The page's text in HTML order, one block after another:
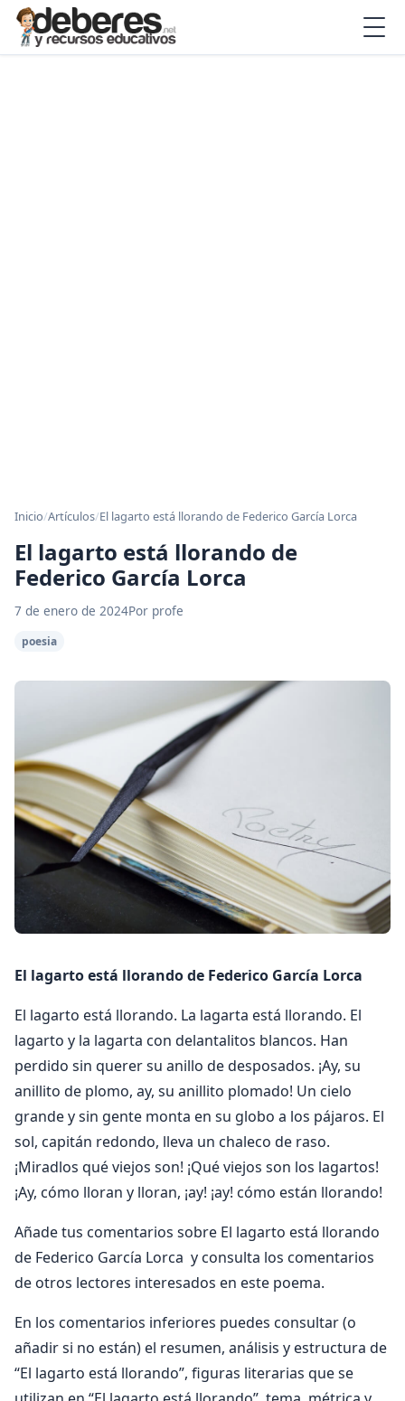
Inicio/Artículos/El lagarto está llorando de Federico García Lorca
El lagarto está llorando de
Federico García Lorca
7 de enero de 2024Por profe
poesia
El lagarto está llorando de Federico García Lorca
El lagarto está llorando. La lagarta está llorando. El
lagarto y la lagarta con delantalitos blancos. Han
perdido sin querer su anillo de desposados. ¡Ay, su
anillito de plomo, ay, su anillito plomado! Un cielo
grande y sin gente monta en su globo a los pájaros. El
sol, capitán redondo, lleva un chaleco de raso.
¡Miradlos qué viejos son! ¡Qué viejos son los lagartos!
¡Ay, cómo lloran y lloran, ¡ay! ¡ay! cómo están llorando!
Añade tus comentarios sobre El lagarto está llorando
de Federico García Lorca y consulta los comentarios
de otros lectores interesados en este poema.
En los comentarios inferiores puedes consultar (o
añadir si no están) el resumen, análisis y estructura de
“El lagarto está llorando”, figuras literarias que se